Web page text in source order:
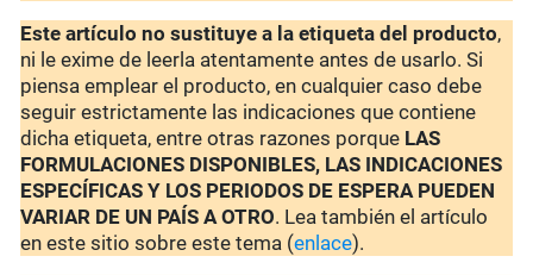
Este artículo no sustituye a la etiqueta del producto,
ni le exime de leerla atentamente antes de usarlo. Si
piensa emplear el producto, en cualquier caso debe
seguir estrictamente las indicaciones que contiene
dicha etiqueta, entre otras razones porque LAS
FORMULACIONES DISPONIBLES, LAS INDICACIONES
ESPECÍFICAS Y LOS PERIODOS DE ESPERA PUEDEN
VARIAR DE UN PAÍS A OTRO. Lea también el artículo
en este sitio sobre este tema (enlace).